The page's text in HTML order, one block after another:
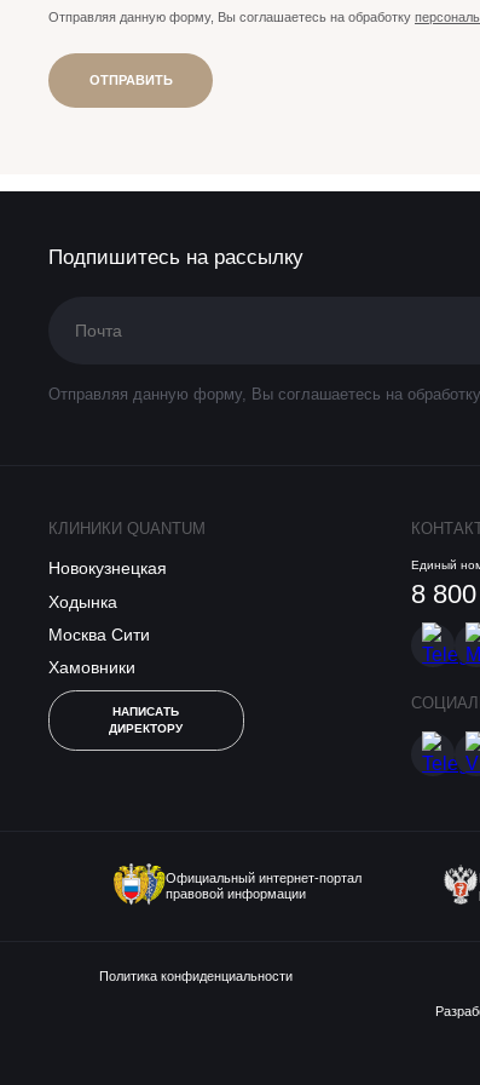
Отправляя данную форму, Вы соглашаетесь на обработку
ОТПРАВИТЬ
Подпишитесь на рассылку
Отправляя данную форму, Вы соглашаетесь на обработку
КЛИНИКИ QUANTUM
Новокузнецкая
Ходынка
Москва Сити
Хамовники
НАПИСАТЬ
ДИРЕКТОРУ
Единый
8
Официальный интернет-портал
правовой информации
Политика конфиденциальности